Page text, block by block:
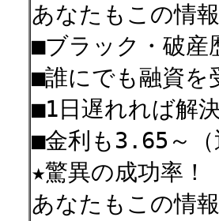
あなたもこの情
■ブラック・破産
■誰にでも融資を
■1日遅れれば解
■金利も3.65～（
★驚異の成功率！
あなたもこの情